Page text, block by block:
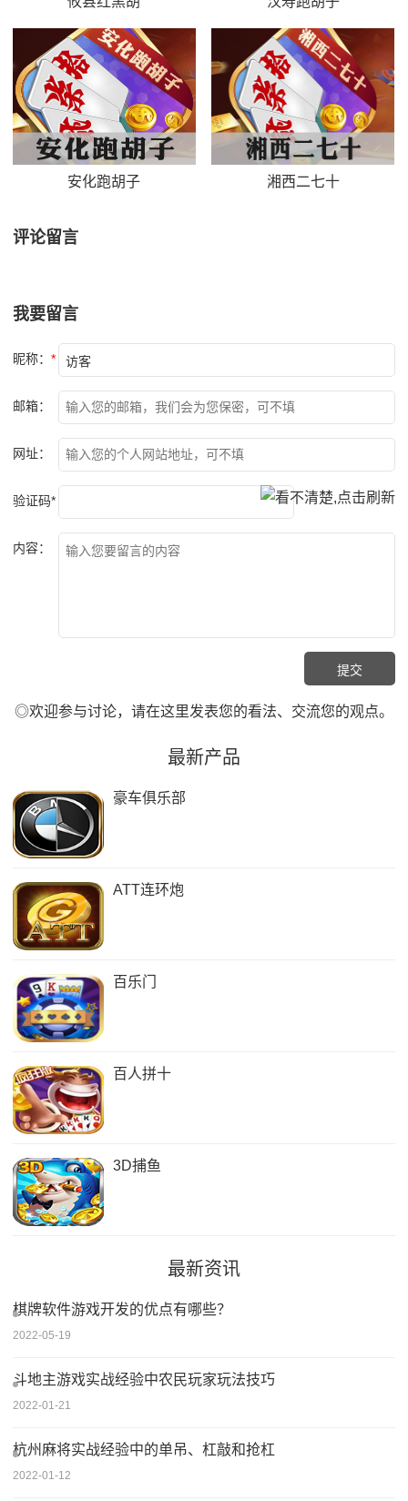
安化跑胡子 湘西二七十
评论留言
我要留言
昵称： *
邮箱：
网址：
验证码*
内容：
◎欢迎参与讨论，请在这里发表您的看法、交流您的观点。
最新产品
豪车俱乐部
ATT连环炮
百乐门
百人拼十
3D捕鱼
最新资讯
棋牌软件游戏开发的优点有哪些？
2022-05-19
斗地主游戏实战经验中农民玩家玩法技巧
2022-01-21
杭州麻将实战经验中的单吊、杠敲和抢杠
2022-01-12